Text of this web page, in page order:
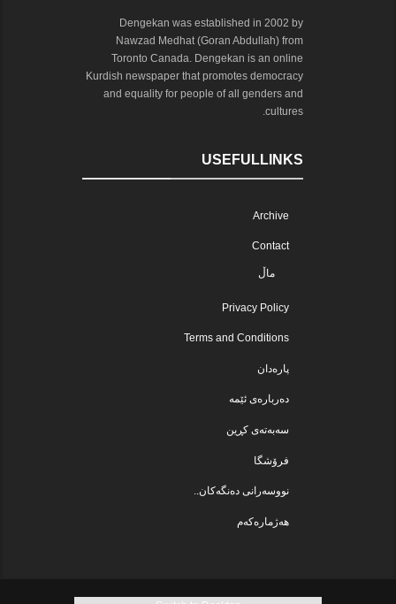
Dengekan was established in 2002 by
Nawzad Medhat (Goran Abdullah) from
Toronto Canada. Dengekan is an online
Kurdish newspaper that promotes democracy
and equality for people of all genders and
cultures.
USEFULLINKS
Archive
Contact
ماڵ
Privacy Policy
Terms and Conditions
پارەدان
دەربارەی ئێمە
سەبەتەی کڕین
فرۆشگا
نووسەرانی دەنگەکان..
هەژمارەکەم